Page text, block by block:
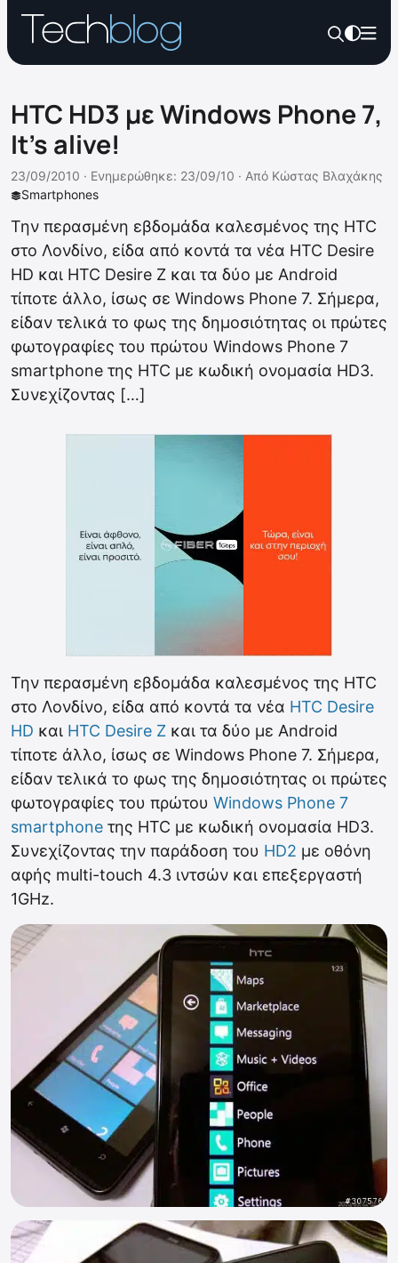
HTC HD3 με Windows Phone 7,
It’s alive!
Smartphones
23/09/2010 · Ενημερώθηκε: 23/09/10 · Από Κώστας Βλαχάκης
Την περασμένη εβδομάδα καλεσμένος της HTC
στο Λονδίνο, είδα από κοντά τα νέα HTC Desire
HD και HTC Desire Z και τα δύο με Android
τίποτε άλλο, ίσως σε Windows Phone 7. Σήμερα,
είδαν τελικά το φως της δημοσιότητας οι πρώτες
φωτογραφίες του πρώτου Windows Phone 7
smartphone της HTC με κωδική ονομασία HD3.
Συνεχίζοντας […]
Την περασμένη εβδομάδα καλεσμένος της HTC
στο Λονδίνο, είδα από κοντά τα νέα HTC Desire
HD και HTC Desire Z και τα δύο με Android
τίποτε άλλο, ίσως σε Windows Phone 7. Σήμερα,
είδαν τελικά το φως της δημοσιότητας οι πρώτες
φωτογραφίες του πρώτου Windows Phone 7
smartphone της HTC με κωδική ονομασία HD3.
Συνεχίζοντας την παράδοση του HD2 με οθόνη
αφής multi-touch 4.3 ιντσών και επεξεργαστή
1GHz.